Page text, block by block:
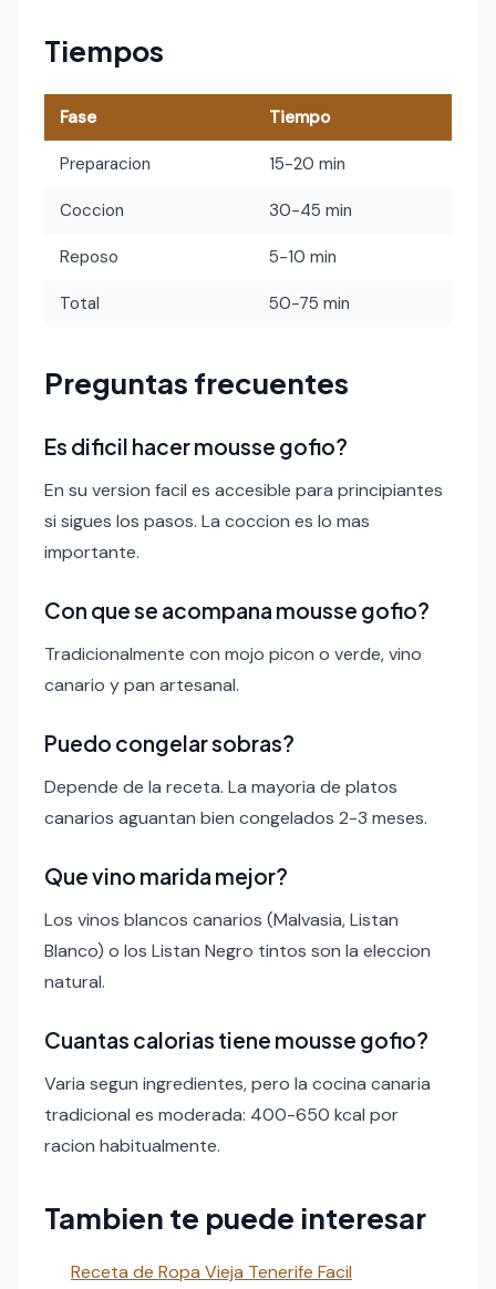
Tiempos
Fase Tiempo
Preparacion 15-20 min
Coccion 30-45 min
Reposo 5-10 min
Total 50-75 min
Preguntas frecuentes
Es dificil hacer mousse gofio?
En su version facil es accesible para principiantes
si sigues los pasos. La coccion es lo mas
importante.
Con que se acompana mousse gofio?
Tradicionalmente con mojo picon o verde, vino
canario y pan artesanal.
Puedo congelar sobras?
Depende de la receta. La mayoria de platos
canarios aguantan bien congelados 2-3 meses.
Que vino marida mejor?
Los vinos blancos canarios (Malvasia, Listan
Blanco) o los Listan Negro tintos son la eleccion
natural.
Cuantas calorias tiene mousse gofio?
Varia segun ingredientes, pero la cocina canaria
tradicional es moderada: 400-650 kcal por
racion habitualmente.
Tambien te puede interesar
Receta de Ropa Vieja Tenerife Facil